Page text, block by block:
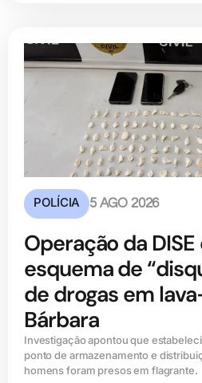
POLÍCIA 5 AGO 2026
Operação da
esquema de
de drogas em
Bárbara
Investigação apontou que
ponto de armazenamento e
homens foram presos em flagrante.